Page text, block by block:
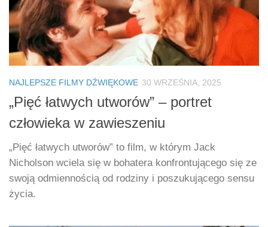
NAJLEPSZE FILMY DŹWIĘKOWE 30 WRZEŚNIA, 2025
„Pięć łatwych utworów” – portret
człowieka w zawieszeniu
„Pięć łatwych utworów” to film, w którym Jack
Nicholson wciela się w bohatera konfrontującego się ze
swoją odmiennością od rodziny i poszukującego sensu
życia.